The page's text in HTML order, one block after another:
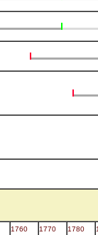
1760 1770 1780